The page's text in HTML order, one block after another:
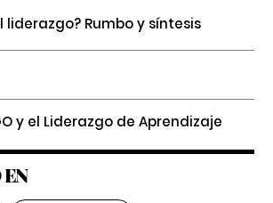
liderazgo? Rumbo y síntesis
y el Liderazgo de Aprendizaje